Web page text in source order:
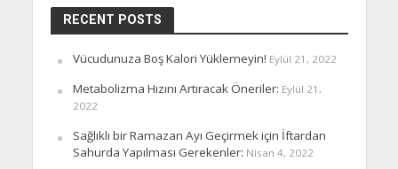
RECENT POSTS
Vücudunuza Boş Kalori Yüklemeyin! Eylül 21, 2022
Metabolizma Hızını Artıracak Öneriler: Eylül 21,
2022
Sağlıklı bir Ramazan Ayı Geçirmek için İftardan
Sahurda Yapılması Gerekenler: Nisan 4, 2022